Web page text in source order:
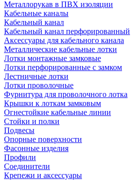
Металлорукав в ПВХ изоляции
Кабельные каналы
Кабельный канал
Кабельный канал перфорированный
Аксессуары для кабельного канала
Металлические кабельные лотки
Лотки монтажные замковые
Лотки перфорированные с замком
Лестничные лотки
Лотки проволочные
Фурнитура для проволочного лотка
Крышки к лоткам замковым
Огнестойкие кабельные линии
Стойки и полки
Подвесы
Опорные поверхности
Фасонные изделия
Профили
Соединители
Крепежи и аксессуары